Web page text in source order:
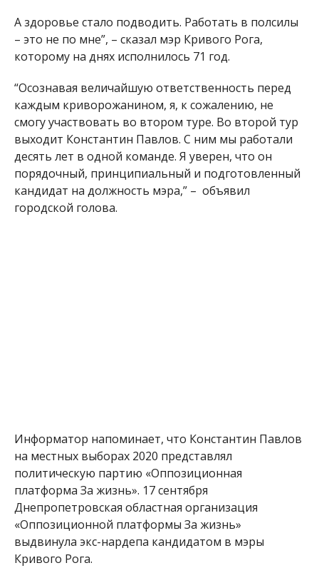
А здоровье стало подводить. Работать в полсилы
– это не по мне”, – сказал мэр Кривого Рога,
которому на днях исполнилось 71 год.
“Осознавая величайшую ответственность перед
каждым криворожанином, я, к сожалению, не
смогу участвовать во втором туре. Во второй тур
выходит Константин Павлов. С ним мы работали
десять лет в одной команде. Я уверен, что он
порядочный, принципиальный и подготовленный
кандидат на должность мэра,” – объявил
городской голова.
Информатор напоминает, что Константин Павлов
на местных выборах 2020 представлял
политическую партию «Оппозиционная
платформа За жизнь». 17 сентября
Днепропетровская областная организация
«Оппозиционной платформы За жизнь»
выдвинула экс-нардепа кандидатом в мэры
Кривого Рога.